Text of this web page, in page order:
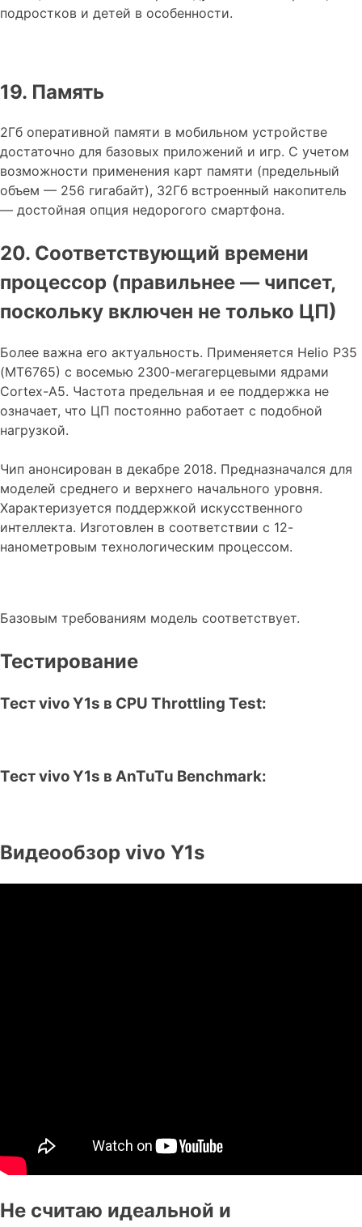
подростков и детей в особенности.
19. Память
2Гб оперативной памяти в мобильном устройстве
достаточно для базовых приложений и игр. С учетом
возможности применения карт памяти (предельный
объем — 256 гигабайт), 32Гб встроенный накопитель
— достойная опция недорогого смартфона.
20. Соответствующий времени
процессор (правильнее — чипсет,
поскольку включен не только ЦП)
Более важна его актуальность. Применяется Helio P35
(MT6765) с восемью 2300-мегагерцевыми ядрами
Cortex-A5. Частота предельная и ее поддержка не
означает, что ЦП постоянно работает с подобной
нагрузкой.
Чип анонсирован в декабре 2018. Предназначался для
моделей среднего и верхнего начального уровня.
Характеризуется поддержкой искусственного
интеллекта. Изготовлен в соответствии с 12-
нанометровым технологическим процессом.
Базовым требованиям модель соответствует.
Тестирование
Тест vivo Y1s в CPU Throttling Test:
Тест vivo Y1s в AnTuTu Benchmark:
Видеообзор vivo Y1s
Не считаю идеальной и